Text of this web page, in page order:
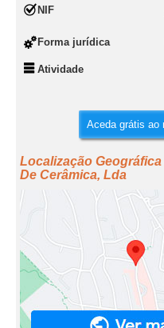
NIF
Forma jurídica
Atividade
Aceda grátis ao
Localização
De Cerâmica, Lda